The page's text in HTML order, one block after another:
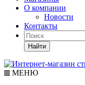
О компании
Новости
Контакты
Найти
МЕНЮ